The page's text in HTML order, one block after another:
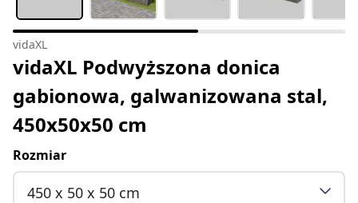
vidaXL
vidaXL Podwyższona donica
gabionowa, galwanizowana stal,
450x50x50 cm
Rozmiar
450 x 50 x 50 cm